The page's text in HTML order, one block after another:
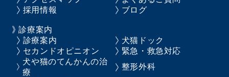
採用情報
ブログ
診療案内
診療案内
犬猫ドック
セカンドオピニオン
緊急・救急対応
犬や猫のてんかんの治
療
整形外科